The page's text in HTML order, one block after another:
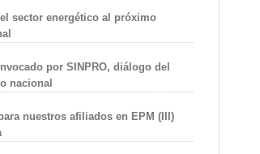
sector energético al próximo
por SINPRO, diálogo del
nacional
nuestros afiliados en EPM (III)